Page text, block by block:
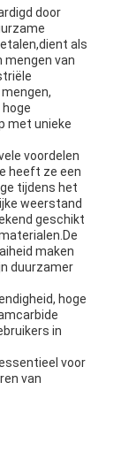
door
als
mengen van
met unieke
voordelen
heeft ze een
tijdens het
weerstand
geschikt
maken
duurzamer
hoge
in
voor
van